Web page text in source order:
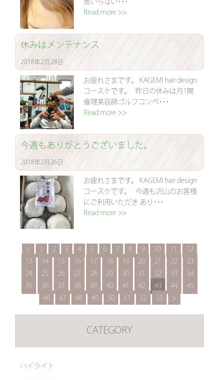
気いらない･･･
Read more >>
休みはメンテナンス
2018年2月28日
お疲れさまです。 KAGEMI hair design
コースケです。 昨日の休みは月1開
催理美容師ゴルフコンペ･･･
Read more >>
今週もありがとうございました。
2018年2月26日
お疲れさまです。 KAGEMI hair design
コースケです。 今週も沢山のお客様
にご利用いただき あり･･･
Read more >>
< 1 2 3 4 5 6 7 8 9 10 11
12
13
14 15 16 17 18 19 20 21 22
23
24
25 26 27 28 29 30 31 32 33
34
35
36 37 38 39 40 41 42 43 44
45
46
47 48 49 50 51 52 53 >
CATEGORY
ハイライト